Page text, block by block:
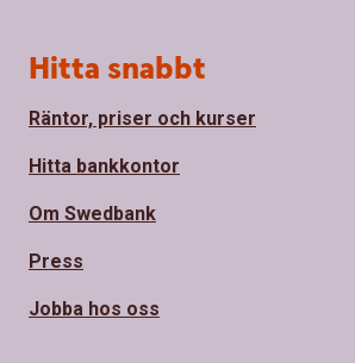
Hitta snabbt
Räntor, priser och kurser
Hitta bankkontor
Om Swedbank
Press
Jobba hos oss